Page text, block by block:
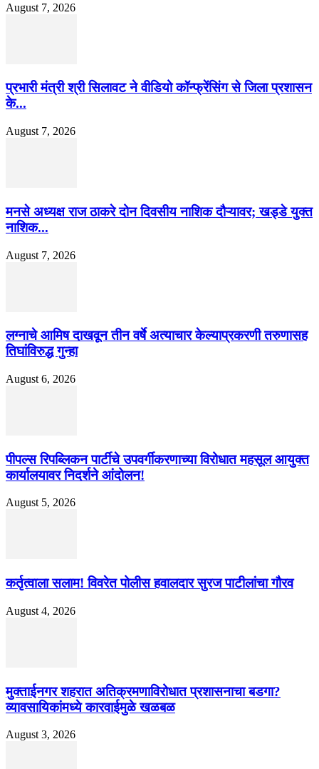
August 7, 2026
प्रभारी मंत्री श्री सिलावट ने वीडियो कॉन्फ्रेंसिंग से जिला प्रशासन
के...
August 7, 2026
मनसे अध्यक्ष राज ठाकरे दोन दिवसीय नाशिक दौऱ्यावर; खड्डे युक्त
नाशिक...
August 7, 2026
लग्नाचे आमिष दाखवून तीन वर्षे अत्याचार केल्याप्रकरणी तरुणासह
तिघांविरुद्ध गुन्हा
August 6, 2026
पीपल्स रिपब्लिकन पार्टीचे उपवर्गीकरणाच्या विरोधात महसूल आयुक्त
कार्यालयावर निदर्शने आंदोलन!
August 5, 2026
कर्तृत्वाला सलाम! विवरेत पोलीस हवालदार सुरज पाटीलांचा गौरव
August 4, 2026
मुक्ताईनगर शहरात अतिक्रमणाविरोधात प्रशासनाचा बडगा?
व्यावसायिकांमध्ये कारवाईमुळे खळबळ
August 3, 2026